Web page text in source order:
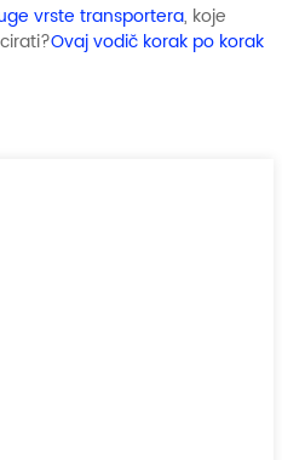
vrste transportera, koje
Ovaj vodič korak po korak